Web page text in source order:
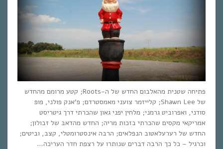
פתיחה שטנית מהאלבום החדש של ה-Roots; קטע מרומם מהחדש
של Shawn Lee; קלייזמר צועני מאמסטרדם; פ’אנק פולני, פופ
סודני, ואפרוביט גרמני; מלחין יפני גאון שהכרתי דרך גיטריסט
אמריקאי מקסים שהכרתי בזכות מריה; החדש מהדאבּ של זבולון;
החדש של רערעלאטוב הנפלאים; הרבה אינסטרומטלי, קצב, וביטים;
וכרגיל – כל כך הרבה דברים שנותרו על רצפת חדר העריכה…